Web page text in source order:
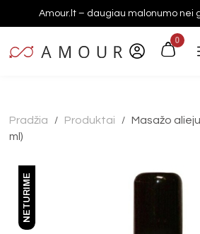
Amour.lt – daugiau malonumo nei
0
Pradžia / Produktai /
Masažo
ml)
NETURIME